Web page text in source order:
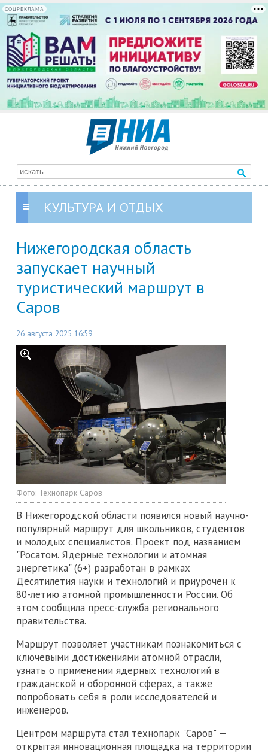
СОЦРЕКЛАМА
КУЛЬТУРА И ОТДЫХ
Нижегородская область
запускает научный
туристический маршрут в
Саров
26 августа 2025 16:59
Фото: Технопарк Саров
В Нижегородской области появился новый научно-
популярный маршрут для школьников, студентов
и молодых специалистов. Проект под названием
"Росатом. Ядерные технологии и атомная
энергетика" (6+) разработан в рамках
Десятилетия науки и технологий и приурочен к
80-летию атомной промышленности России. Об
этом сообщила пресс-служба регионального
правительства.
Маршрут позволяет участникам познакомиться с
ключевыми достижениями атомной отрасли,
узнать о применении ядерных технологий в
гражданской и оборонной сферах, а также
попробовать себя в роли исследователей и
инженеров.
Центром маршрута стал технопарк "Саров" —
открытая инновационная площадка на территории